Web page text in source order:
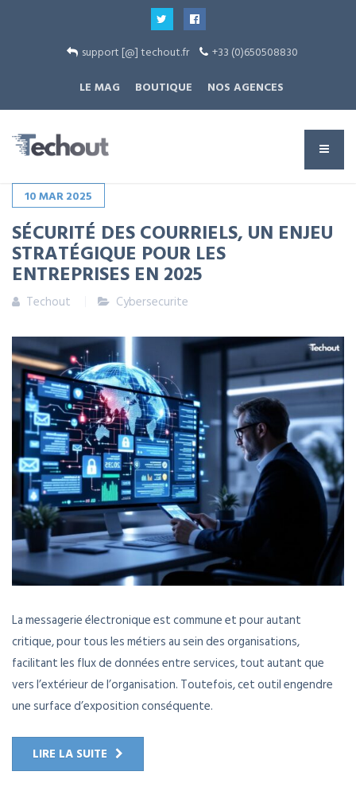
support [@] techout.fr
+33 (0)650508830
LE MAG
BOUTIQUE NOS AGENCES
10MAR2025
SÉCURITÉ DES COURRIELS, UN ENJEU
STRATÉGIQUE POUR LES
ENTREPRISES EN 2025
Techout Cybersecurite
La messagerie électronique est commune et pour autant
critique, pour tous les métiers au sein des organisations,
facilitant les flux de données entre services, tout autant que
vers l’extérieur de l’organisation. Toutefois, cet outil engendre
une surface d’exposition conséquente.
LIRE LA SUITE